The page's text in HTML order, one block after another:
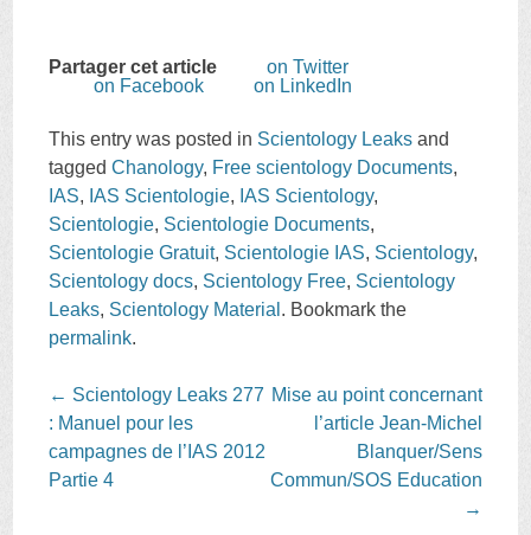
Partager cet article
on Twitter
on Facebook
on LinkedIn
This entry was posted in Scientology Leaks and
taggedChanology, Free scientology Documents,
IAS, IAS Scientologie, IAS Scientology,
Scientologie, Scientologie Documents,
Scientologie Gratuit, Scientologie IAS, Scientology,
Scientology docs, Scientology Free, Scientology
Leaks, Scientology Material . Bookmark the
permalink.
Post
navigation
← Scientology Leaks 277
: Manuel pour les
campagnes de l’IAS 2012
Partie 4
Mise au point concernant
l’article Jean-Michel
Blanquer/Sens
Commun/SOS Education
→